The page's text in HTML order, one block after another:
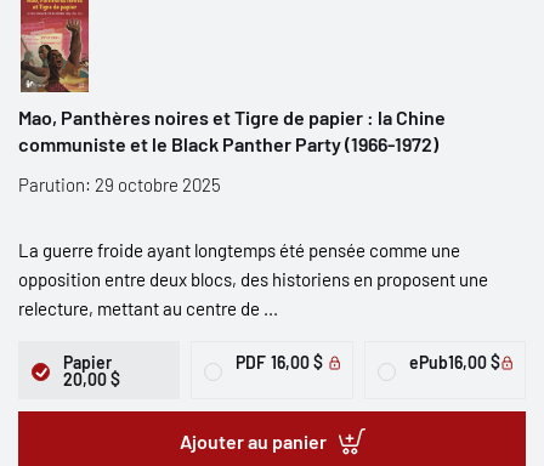
Mao, Panthères noires et Tigre de papier : la Chine
communiste et le Black Panther Party (1966-1972)
Parution: 29 octobre 2025
La guerre froide ayant longtemps été pensée comme une
opposition entre deux blocs, des historiens en proposent une
relecture, mettant au centre de ...
Papier
20,00 $
PDF 16,00 $ ePub16,00 $
Ajouter au panier